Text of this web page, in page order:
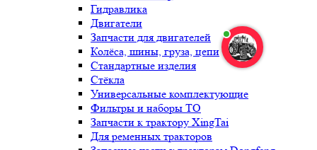
Гидравлика
Двигатели
Запчасти для двигателей
Колёса, шины, груза, цепи
Стандартные изделия
Стёкла
Универсальные комплектующие
Фильтры и наборы ТО
Запчасти к трактору XingTai
Для ременных тракторов